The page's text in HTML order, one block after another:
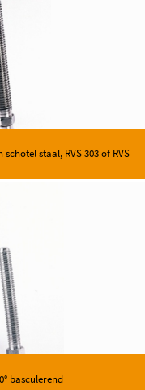
staal, RVS 303 of RVS
basculerend